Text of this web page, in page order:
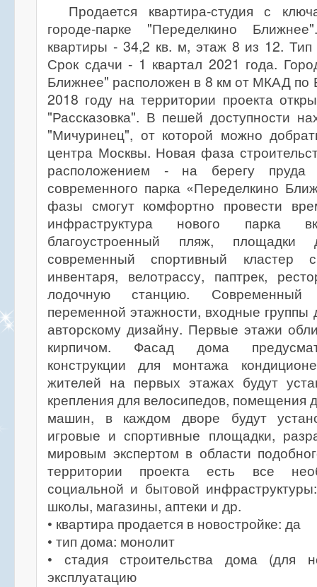
Продается квартира-студия с
городе-парке "Переделкино
квартиры - 34,2 кв. м, этаж 8 из 12.
Срок сдачи - 1 квартал 2021 года.
Ближнее" расположен в 8 км от МКАД по
2018 году на территории проекта
"Рассказовка". В пешей доступности
"Мичуринец", от которой можно
центра Москвы. Новая фаза
расположением - на берегу
современного парка «Переделкино
фазы смогут комфортно провести
инфраструктура нового парка
благоустроенный пляж, площадки
современный спортивный кластер
инвентаря, велотрассу, паптрек,
лодочную станцию.
переменной этажности, входные
авторскому дизайну. Первые этажи
кирпичом. Фасад дома
конструкции для монтажа
жителей на первых этажах будут
крепления для велосипедов, помещения
машин, в каждом дворе будут
игровые и спортивные площадки,
мировым экспертом в области
территории проекта есть все
социальной и бытовой
школы, магазины, аптеки и др.
• квартира продается в новостройке: да
• тип дома: монолит
• стадия строительства дома (для
эксплуатацию